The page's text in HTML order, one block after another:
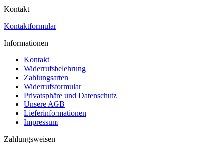
Kontakt
Kontaktformular
Informationen
Kontakt
Widerrufsbelehrung
Zahlungsarten
Widerrufsformular
Privatsphäre und Datenschutz
Unsere AGB
Lieferinformationen
Impressum
Zahlungsweisen